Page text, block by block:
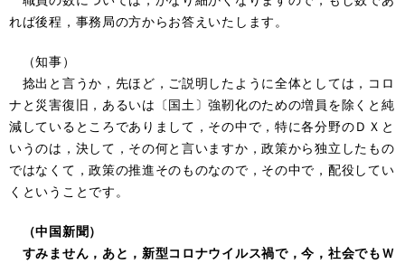
れば後程，事務局の方からお答えいたします。
（知事）
捻出と言うか，先ほど，ご説明したように全体としては，コロ
ナと災害復旧，あるいは〔国土〕強靭化のための増員を除くと純
減しているところでありまして，その中で，特に各分野のＤＸと
いうのは，決して，その何と言いますか，政策から独立したもの
ではなくて，政策の推進そのものなので，その中で，配役してい
くということです。
（中国新聞）
すみません，あと，新型コロナウイルス禍で，今，社会でもＷ